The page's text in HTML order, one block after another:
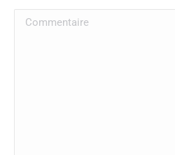
Commentaire